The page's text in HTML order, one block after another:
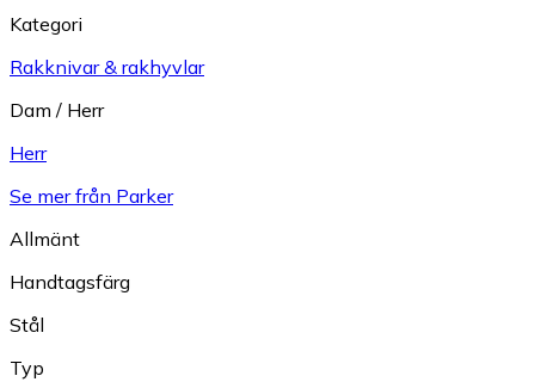
Kategori
Rakknivar & rakhyvlar
Dam / Herr
Herr
Se mer från Parker
Allmänt
Handtagsfärg
Stål
Typ